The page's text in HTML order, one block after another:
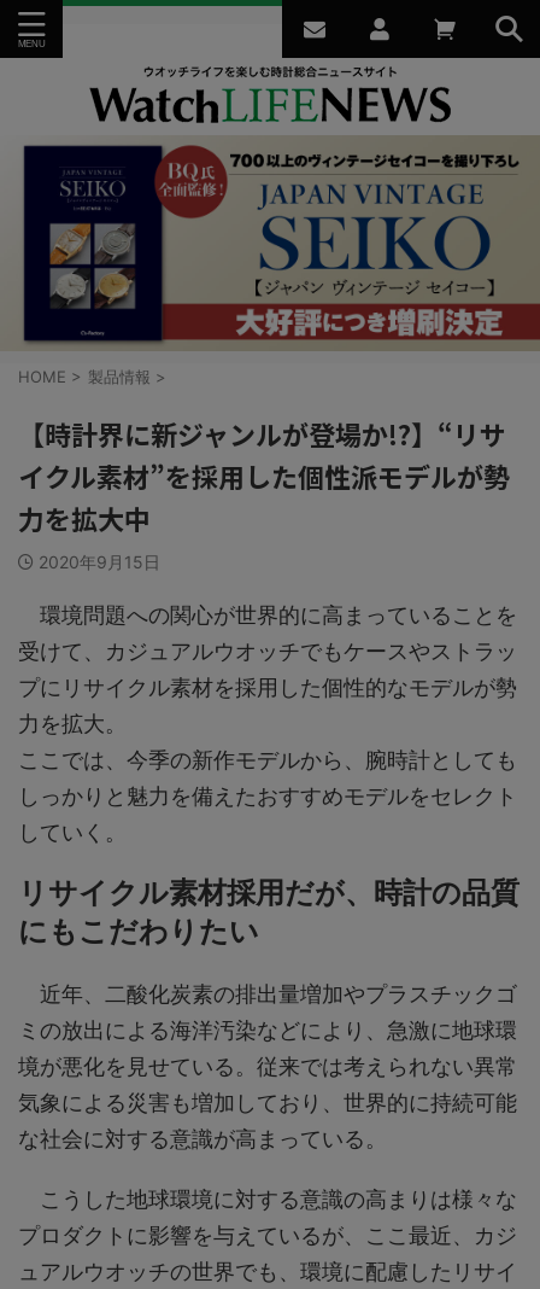
HOME > 製品情報 >
【時計界に新ジャンルが登場か!?】“リサ
イクル素材”を採用した個性派モデルが勢
力を拡大中
2020年9月15日
環境問題への関心が世界的に高まっていることを
受けて、カジュアルウオッチでもケースやストラッ
プにリサイクル素材を採用した個性的なモデルが勢
力を拡大。
ここでは、今季の新作モデルから、腕時計としても
しっかりと魅力を備えたおすすめモデルをセレクト
していく。
リサイクル素材採用だが、時計の品質
にもこだわりたい
近年、二酸化炭素の排出量増加やプラスチックゴ
ミの放出による海洋汚染などにより、急激に地球環
境が悪化を見せている。従来では考えられない異常
気象による災害も増加しており、世界的に持続可能
な社会に対する意識が高まっている。
こうした地球環境に対する意識の高まりは様々な
プロダクトに影響を与えているが、ここ最近、カジ
ュアルウオッチの世界でも、環境に配慮したリサイ